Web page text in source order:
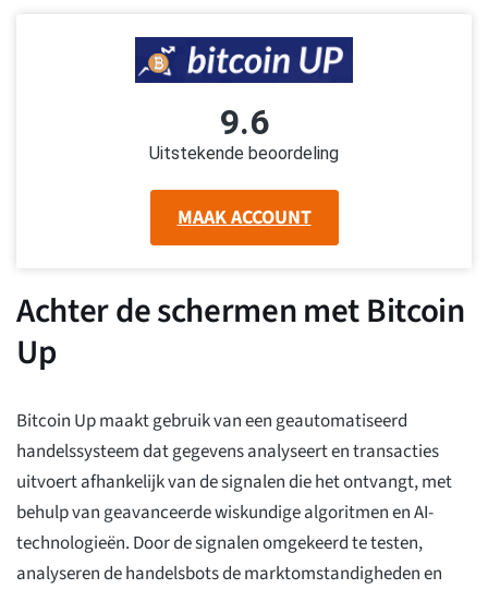
9.6
Uitstekende beoordeling
MAAK ACCOUNT
Achter de schermen met Bitcoin
Up
Bitcoin Up maakt gebruik van een geautomatiseerd
handelssysteem dat gegevens analyseert en transacties
uitvoert afhankelijk van de signalen die het ontvangt, met
behulp van geavanceerde wiskundige algoritmen en AI-
technologieën. Door de signalen omgekeerd te testen,
analyseren de handelsbots de marktomstandigheden en